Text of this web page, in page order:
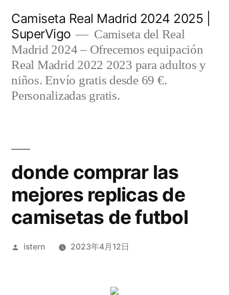
contenido
Camiseta Real Madrid 2024 2025 |
SuperVigo
Camiseta del Real
Madrid 2024 – Ofrecemos equipación
Real Madrid 2022 2023 para adultos y
niños. Envío gratis desde 69 €.
Personalizadas gratis.
donde comprar las
mejores replicas de
camisetas de futbol
Publicado
istern 2023年4月12日